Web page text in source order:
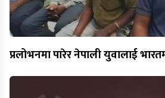
प्रलोभनमा पारेर नेपाली युवालाई